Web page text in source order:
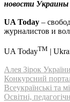
новости
UA Today –
журналистов и
UA TodayTM |
Алея Зірок
Конкурсний
Всеукраїнські та
Освітні,